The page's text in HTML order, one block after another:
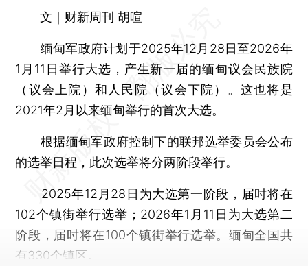
文｜财新周刊 胡暄
缅甸军政府计划于2025年12月28日至2026年
1月11日举行大选，产生新一届的缅甸议会民族院
（议会上院）和人民院（议会下院）。这也将是
2021年2月以来缅甸举行的首次大选。
根据缅甸军政府控制下的联邦选举委员会公布
的选举日程，此次选举将分两阶段举行。
2025年12月28日为大选第一阶段，届时将在
102个镇街举行选举；2026年1月11日为大选第二
阶段，届时将在100个镇街举行选举。缅甸全国共
有330个镇区。